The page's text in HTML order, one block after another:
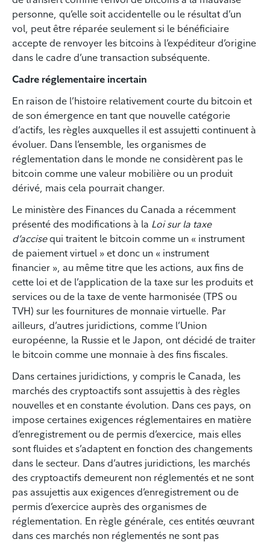
personne, qu’elle soit accidentelle ou le résultat d’un
vol, peut être réparée seulement si le bénéficiaire
accepte de renvoyer les bitcoins à l’expéditeur d’origine
dans le cadre d’une transaction subséquente.
Cadre réglementaire incertain
En raison de l’histoire relativement courte du bitcoin et
de son émergence en tant que nouvelle catégorie
d’actifs, les règles auxquelles il est assujetti continuent à
évoluer. Dans l’ensemble, les organismes de
réglementation dans le monde ne considèrent pas le
bitcoin comme une valeur mobilière ou un produit
dérivé, mais cela pourrait changer.
Le ministère des Finances du Canada a récemment
présenté des modifications à la Loi sur la taxe
d’accisequi traitent le bitcoin comme un « instrument
de paiement virtuel » et donc un « instrument
financier », au même titre que les actions, aux fins de
cette loi et de l’application de la taxe sur les produits et
services ou de la taxe de vente harmonisée (TPS ou
TVH) sur les fournitures de monnaie virtuelle. Par
ailleurs, d’autres juridictions, comme l’Union
européenne, la Russie et le Japon, ont décidé de traiter
le bitcoin comme une monnaie à des fins fiscales.
Dans certaines juridictions, y compris le Canada, les
marchés des cryptoactifs sont assujettis à des règles
nouvelles et en constante évolution. Dans ces pays, on
impose certaines exigences réglementaires en matière
d’enregistrement ou de permis d’exercice, mais elles
sont fluides et s’adaptent en fonction des changements
dans le secteur. Dans d’autres juridictions, les marchés
des cryptoactifs demeurent non réglementés et ne sont
pas assujettis aux exigences d’enregistrement ou de
permis d’exercice auprès des organismes de
réglementation. En règle générale, ces entités œuvrant
dans ces marchés non réglementés ne sont pas